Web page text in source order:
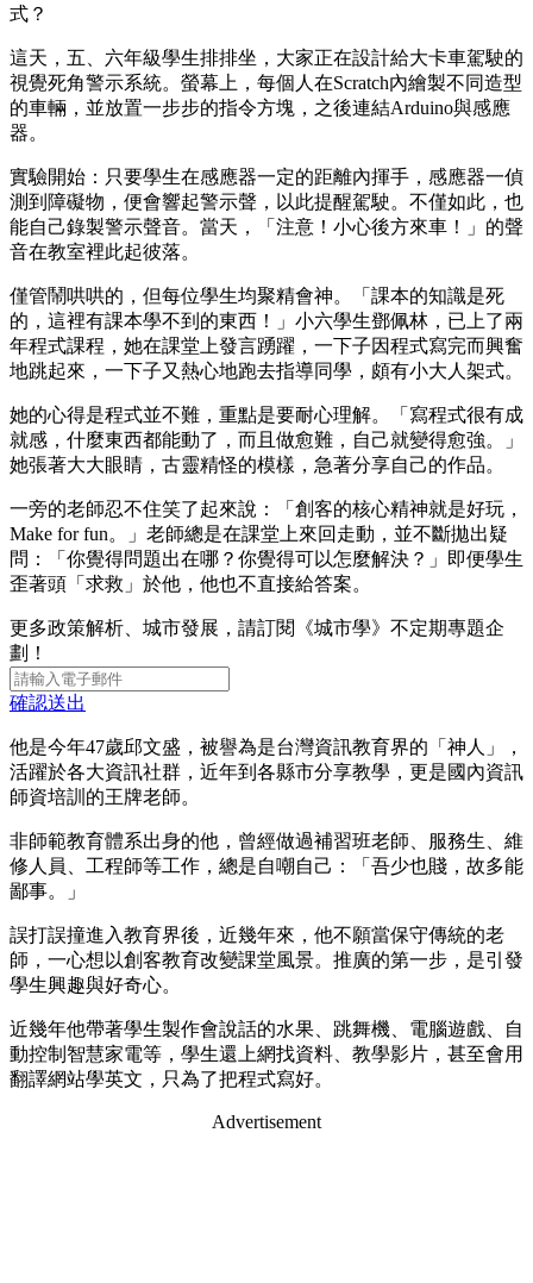
式？
這天，五、六年級學生排排坐，大家正在設計給大卡車駕駛的
視覺死角警示系統。螢幕上，每個人在Scratch內繪製不同造型
的車輛，並放置一步步的指令方塊，之後連結Arduino與感應
器。
實驗開始：只要學生在感應器一定的距離內揮手，感應器一偵
測到障礙物，便會響起警示聲，以此提醒駕駛。不僅如此，也
能自己錄製警示聲音。當天，「注意！小心後方來車！」的聲
音在教室裡此起彼落。
僅管鬧哄哄的，但每位學生均聚精會神。「課本的知識是死
的，這裡有課本學不到的東西！」小六學生鄧佩林，已上了兩
年程式課程，她在課堂上發言踴躍，一下子因程式寫完而興奮
地跳起來，一下子又熱心地跑去指導同學，頗有小大人架式。
她的心得是程式並不難，重點是要耐心理解。「寫程式很有成
就感，什麼東西都能動了，而且做愈難，自己就變得愈強。」
她張著大大眼睛，古靈精怪的模樣，急著分享自己的作品。
一旁的老師忍不住笑了起來說：「創客的核心精神就是好玩，
Make for fun。」老師總是在課堂上來回走動，並不斷拋出疑
問：「你覺得問題出在哪？你覺得可以怎麼解決？」即便學生
歪著頭「求救」於他，他也不直接給答案。
更多政策解析、城市發展，請訂閱《城市學》不定期專題企
劃！
確認送出
他是今年47歲邱文盛，被譽為是台灣資訊教育界的「神人」，
活躍於各大資訊社群，近年到各縣市分享教學，更是國內資訊
師資培訓的王牌老師。
非師範教育體系出身的他，曾經做過補習班老師、服務生、維
修人員、工程師等工作，總是自嘲自己：「吾少也賤，故多能
鄙事。」
誤打誤撞進入教育界後，近幾年來，他不願當保守傳統的老
師，一心想以創客教育改變課堂風景。推廣的第一步，是引發
學生興趣與好奇心。
近幾年他帶著學生製作會說話的水果、跳舞機、電腦遊戲、自
動控制智慧家電等，學生還上網找資料、教學影片，甚至會用
翻譯網站學英文，只為了把程式寫好。
Advertisement